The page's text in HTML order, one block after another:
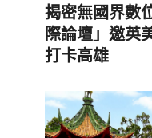
揭密無國界數
際論壇」邀英
打卡高雄